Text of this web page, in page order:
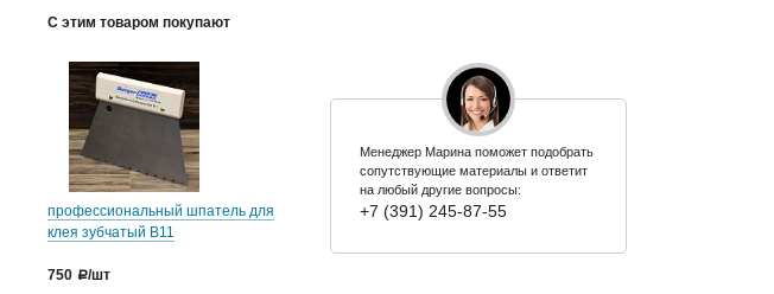
С этим товаром покупают
профессиональный шпатель для
клея зубчатый B11
750 a/шт
Менеджер Марина поможет подобрать
сопутствующие материалы и ответит
на любый другие вопросы:
+7 (391) 245-87-55